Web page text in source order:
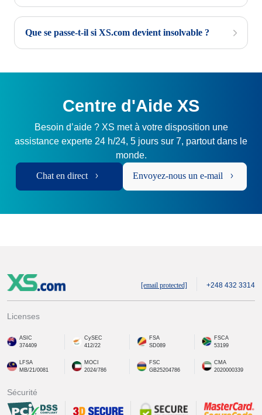
Que se passe-t-il si XS.com devient insolvable ?
Centre d'Aide XS
Besoin d’aide ? XS met à votre disposition une
assistance experte 24 h/24, 5 jours sur 7, partout dans le
monde.
Chat en direct Envoyez-nous un e-mail
[email protected] +248 432 3314
Licenses
ASIC
374409
CySEC
412/22
FSA
SD089
FSCA
53199
LFSA
MB/21/0081
MOCI
2024/786
FSC
GB25204786
CMA
2020000339
Sécurité